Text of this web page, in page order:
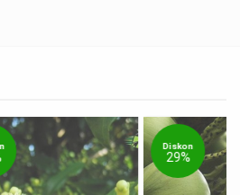
Diskon
29%